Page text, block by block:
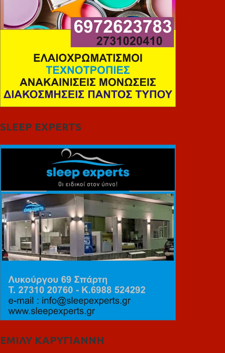
SLEEP EXPERTS
ΕΜΙΛΥ ΚΑΡΥΓΙΑΝΝΗ